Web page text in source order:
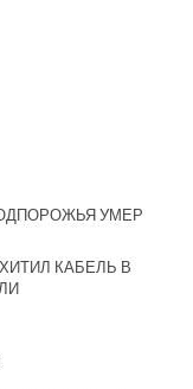
УМЕР
КАБЕЛЬ В